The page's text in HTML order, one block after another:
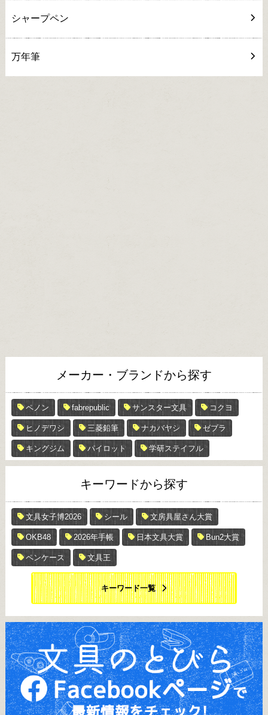
シャープペン
万年筆
メーカー・ブランドから探す
ペノン fabrepublic サンスター文具 コクヨ
ヒノデワシ 三菱鉛筆 ナカバヤシ ゼブラ
キングジム パイロット 学研ステイフル
キーワードから探す
文具女子博2026 シール 文房具屋さん大賞
OKB48 2026年手帳 日本文具大賞 Bun2大賞
ペンケース 文具王
キーワード一覧